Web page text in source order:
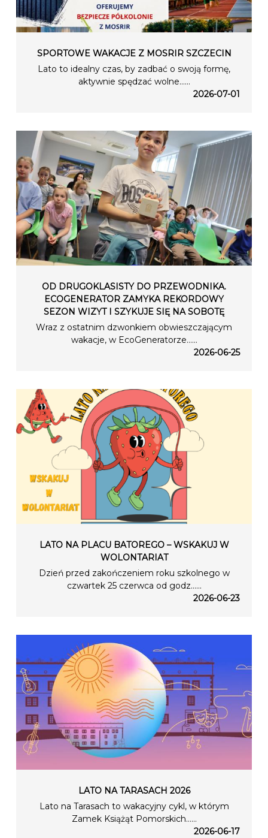
SPORTOWE WAKACJE Z MOSRIR SZCZECIN
Lato to idealny czas, by zadbać o swoją formę,
aktywnie spędzać wolne…...
2026-07-01
OD DRUGOKLASISTY DO PRZEWODNIKA.
ECOGENERATOR ZAMYKA REKORDOWY
SEZON WIZYT I SZYKUJE SIĘ NA SOBOTĘ
Wraz z ostatnim dzwonkiem obwieszczającym
wakacje, w EcoGeneratorze…...
2026-06-25
LATO NA PLACU BATOREGO – WSKAKUJ W
WOLONTARIAT
Dzień przed zakończeniem roku szkolnego w
czwartek 25 czerwca od godz…...
2026-06-23
LATO NA TARASACH 2026
Lato na Tarasach to wakacyjny cykl, w którym
Zamek Książąt Pomorskich…...
2026-06-17